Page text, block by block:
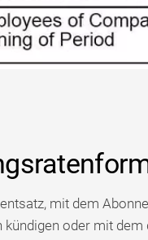
mit dem
oder mit